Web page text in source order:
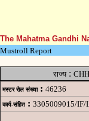
The Mahatma Gandhi
Mustroll Report
राज्य:
मस्टर रोल संख्या : 46236
कार्य-संहित : 3305009015/IF/